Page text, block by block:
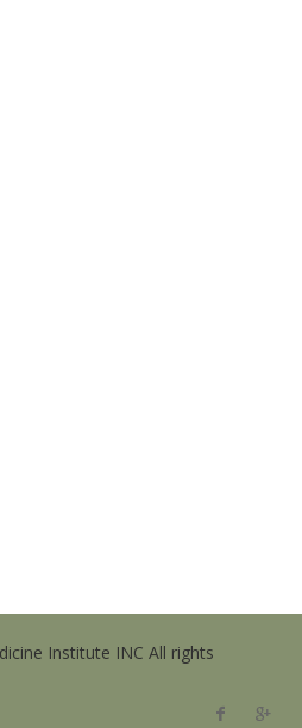
Institute INC All rights